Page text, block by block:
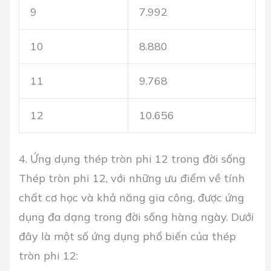
9 7.992
10 8.880
11 9.768
12 10.656
4. Ứng dụng thép tròn phi 12 trong đời sống
Thép tròn phi 12, với những ưu điểm về tính
chất cơ học và khả năng gia công, được ứng
dụng đa dạng trong đời sống hàng ngày. Dưới
đây là một số ứng dụng phổ biến của thép
tròn phi 12: